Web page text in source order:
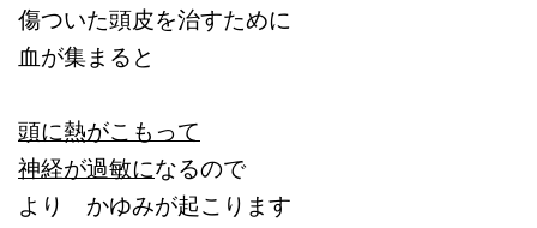
傷ついた頭皮を治すために
血が集まると
頭に熱がこもって
神経が過敏になるので
より かゆみが起こります